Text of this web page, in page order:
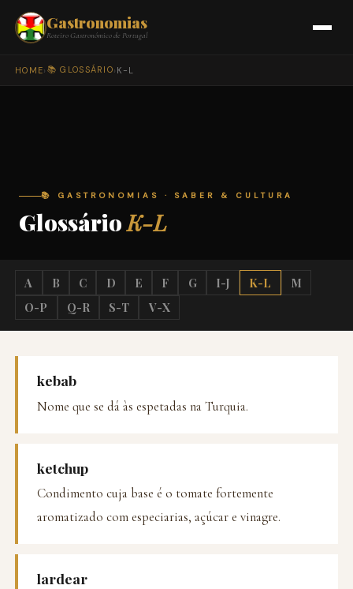
Gastronomias
Roteiro Gastronómico de Portugal
HOME› 📚 GLOSSÁRIO› K-L
📚 GASTRONOMIAS · SABER & CULTURA
GlossárioK-L
A B C D E F G I-J K-L
M
O-P
Q-R S-T V-X
kebab
Nome que se dá às espetadas na Turquia.
ketchup
Condimento cuja base é o tomate fortemente
aromatizado com especiarias, açúcar e vinagre.
lardear